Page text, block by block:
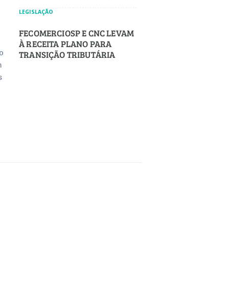
LEGISLAÇÃO
FECOMERCIOSP E CNC LEVAM
À RECEITA PLANO PARA
TRANSIÇÃO TRIBUTÁRIA